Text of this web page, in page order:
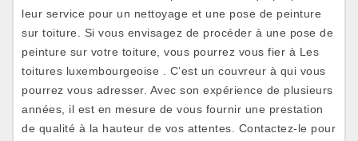
leur service pour un nettoyage et une pose de peinture
sur toiture. Si vous envisagez de procéder à une pose de
peinture sur votre toiture, vous pourrez vous fier à Les
toitures luxembourgeoise . C’est un couvreur à qui vous
pourrez vous adresser. Avec son expérience de plusieurs
années, il est en mesure de vous fournir une prestation
de qualité à la hauteur de vos attentes. Contactez-le pour